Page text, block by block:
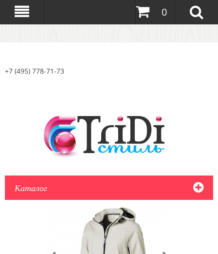
0
+7 (495) 778-71-73
Каталог